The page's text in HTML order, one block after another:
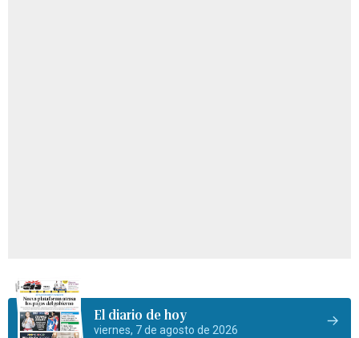
El diario de hoy
viernes, 7 de agosto de 2026